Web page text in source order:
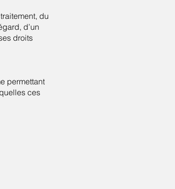
du
d’un
droits
permettant
ces